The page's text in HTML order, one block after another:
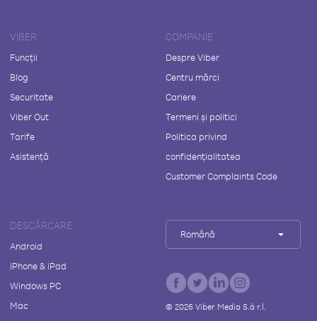
VIBER
Funcții
Blog
Securitate
Viber Out
Tarife
Asistență
COMPANIE
Despre Viber
Centru mărci
Cariere
Termeni și politici
Politica privind
confidențialitatea
Customer Complaints Code
DESCĂRCARE
Android
iPhone & iPad
Windows PC
Mac
Română
© 2026Viber Media S.à r.l.